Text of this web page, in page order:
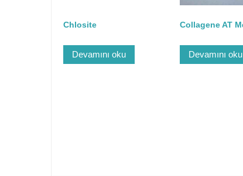
Chlosite
Devamını oku
Collagene AT
Devamını oku